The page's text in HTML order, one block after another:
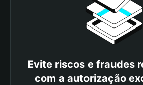
Evite riscos e fraudes
com a autorização